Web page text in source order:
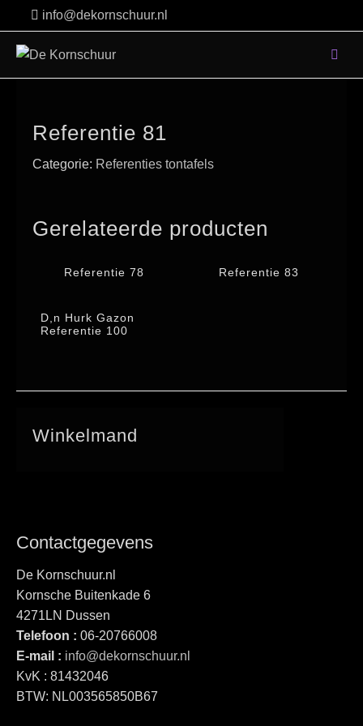
to
content
info@dekornschuur.nl
Referentie 81
Categorie: Referenties tontafels
Gerelateerde producten
Referentie 78 Referentie 83
D,n Hurk Gazon
Referentie 100
Winkelmand
Contactgegevens
De Kornschuur.nl
Kornsche Buitenkade 6
4271LN Dussen
Telefoon : 06-20766008
E-mail : info@dekornschuur.nl
KvK : 81432046
BTW: NL003565850B67